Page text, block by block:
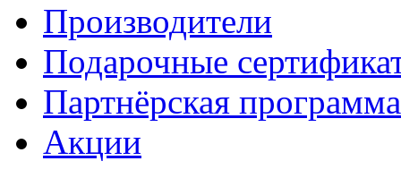
Производители
Подарочные
Партнёрская программа
Акции